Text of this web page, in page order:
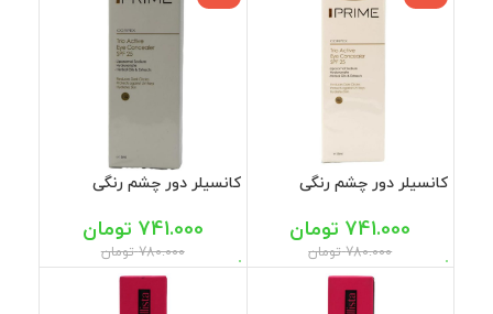
کانسیلر دور چشم رنگی
780.000 تومان
741.000 تومان
کانسیلر دور چشم رنگی
780.000 تومان
741.000 تومان